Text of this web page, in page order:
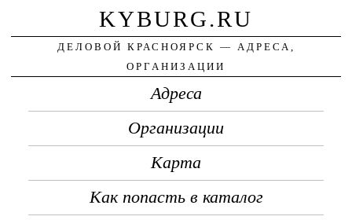
KYBURG.RU
ДЕЛОВОЙ КРАСНОЯРСК — АДРЕСА,
ОРГАНИЗАЦИИ
Адреса
Организации
Карта
Как попасть в каталог